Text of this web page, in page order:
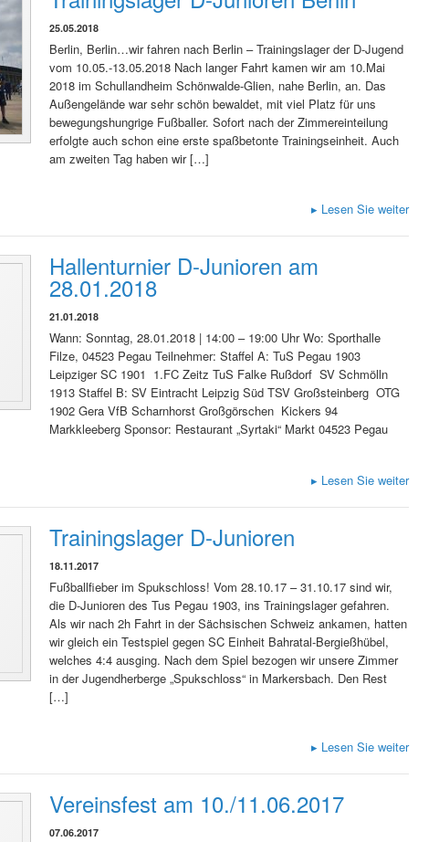
25.05.2018
Berlin, Berlin…wir fahren nach Berlin – Trainingslager der D-Jugend
vom 10.05.-13.05.2018 Nach langer Fahrt kamen wir am 10.Mai
2018 im Schullandheim Schönwalde-Glien, nahe Berlin, an. Das
Außengelände war sehr schön bewaldet, mit viel Platz für uns
bewegungshungrige Fußballer. Sofort nach der Zimmereinteilung
erfolgte auch schon eine erste spaßbetonte Trainingseinheit. Auch
am zweiten Tag haben wir […]
▸ Lesen Sie weiter
Hallenturnier D-Junioren am
28.01.2018
21.01.2018
Wann: Sonntag, 28.01.2018 | 14:00 – 19:00 Uhr Wo: Sporthalle
Filze, 04523 Pegau Teilnehmer: Staffel A: TuS Pegau 1903
Leipziger SC 1901 1.FC Zeitz TuS Falke Rußdorf SV Schmölln
1913 Staffel B: SV Eintracht Leipzig Süd TSV Großsteinberg OTG
1902 Gera VfB Scharnhorst Großgörschen Kickers 94
Markkleeberg Sponsor: Restaurant „Syrtaki“ Markt 04523 Pegau
▸ Lesen Sie weiter
Trainingslager D-Junioren
18.11.2017
Fußballfieber im Spukschloss! Vom 28.10.17 – 31.10.17 sind wir,
die D-Junioren des Tus Pegau 1903, ins Trainingslager gefahren.
Als wir nach 2h Fahrt in der Sächsischen Schweiz ankamen, hatten
wir gleich ein Testspiel gegen SC Einheit Bahratal-Bergießhübel,
welches 4:4 ausging. Nach dem Spiel bezogen wir unsere Zimmer
in der Jugendherberge „Spukschloss“ in Markersbach. Den Rest
[…]
▸ Lesen Sie weiter
Vereinsfest am 10./11.06.2017
07.06.2017